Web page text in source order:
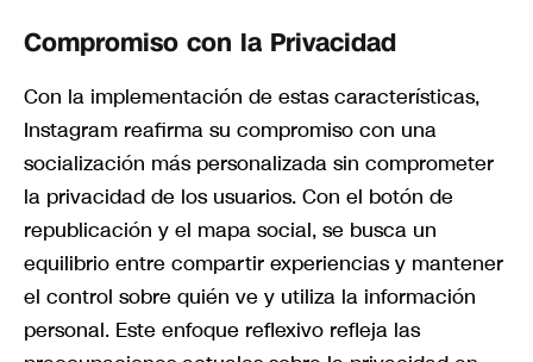
Compromiso con la Privacidad
Con la implementación de estas características,
Instagram reafirma su compromiso con una
socialización más personalizada sin comprometer
la privacidad de los usuarios. Con el botón de
republicación y el mapa social, se busca un
equilibrio entre compartir experiencias y mantener
el control sobre quién ve y utiliza la información
personal. Este enfoque reflexivo refleja las